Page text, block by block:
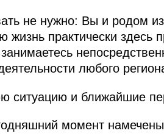
не нужно: Вы и родом
практически здесь
любого
ситуацию и ближайшие
момент